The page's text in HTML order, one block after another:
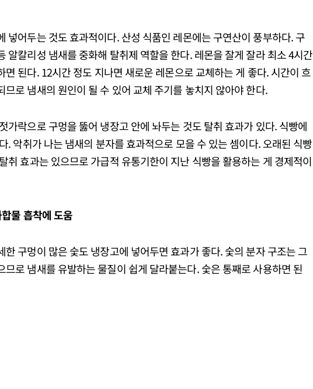
넣어두는 것도 효과적이다. 산성 식품인 레몬에는 구연산이 풍부하다. 구
알칼리성 냄새를 중화해 탈취제 역할을 한다. 레몬을 잘게 잘라 최소 4시간
면 된다. 12시간 정도 지나면 새로운 레몬으로 교체하는 게 좋다. 시간이 흐
므로 냄새의 원인이 될 수 있어 교체 주기를 놓치지 않아야 한다.
가락으로 구멍을 뚫어 냉장고 안에 놔두는 것도 탈취 효과가 있다. 식빵에
. 악취가 나는 냄새의 분자를 효과적으로 모을 수 있는 셈이다. 오래된 식빵
취 효과는 있으므로 가급적 유통기한이 지난 식빵을 활용하는 게 경제적이
물 흡착에 도움
한 구멍이 많은 숯도 냉장고에 넣어두면 효과가 좋다. 숯의 분자 구조는 그
므로 냄새를 유발하는 물질이 쉽게 달라붙는다. 숯은 통째로 사용하면 된